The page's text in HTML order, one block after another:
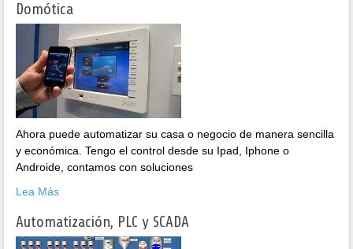
Domótica
Ahora puede automatizar su casa o negocio de manera sencilla
y económica. Tengo el control desde su Ipad, Iphone o
Androide, contamos con soluciones
Lea Más
Automatización, PLC y SCADA